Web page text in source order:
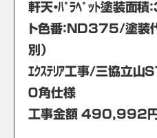
軒天・ﾊﾟﾗﾍﾟｯﾄ塗装面
ト色番：ND375/塗装
別）
ｴｸｽﾃﾘｱ工事/三協立山
０角仕様
工事金額 490,992円